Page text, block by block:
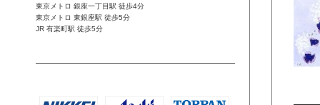
東京メトロ 銀座一丁目駅 徒歩4分
東京メトロ 東銀座駅 徒歩5分
JR 有楽町駅 徒歩5分